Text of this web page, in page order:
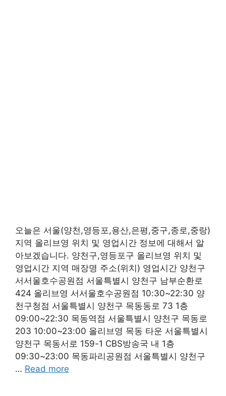
오늘은 서울(양천,영등포,용산,은평,중구,종로,중랑)
지역 올리브영 위치 및 영업시간 정보에 대해서 알
아보겠습니다. 양천구,영등포구 올리브영 위치 및
영업시간 지역 매장명 주소(위치) 영업시간 양천구
서서울호수공원점 서울특별시 양천구 남부순환로
424 올리브영 서서울호수공원점 10:30~22:30 양
천구청점 서울특별시 양천구 목동동로 73 1층
09:00~22:30 목동역점 서울특별시 양천구 목동로
203 10:00~23:00 올리브영 목동 타운 서울특별시
양천구 목동서로 159-1 CBS방송국 내 1층
09:30~23:00 목동파리공원점 서울특별시 양천구
… Read more